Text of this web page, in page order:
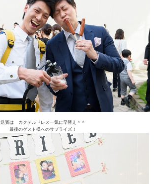
送賓は カクテルドレス一気に早替え＾＾
最後のゲスト様へのサプライズ！